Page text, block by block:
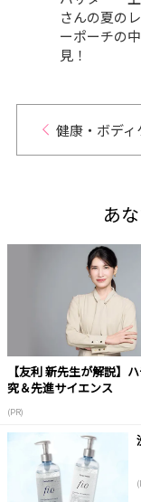
さんの夏の
ーポーチの
見！
健康・ボデ
あ
【友利 新先生が解説】
究＆先進サイエンス
(PR)